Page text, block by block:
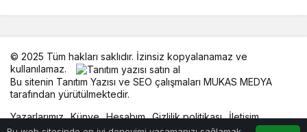
© 2025 Tüm hakları saklıdır. İzinsiz kopyalanamaz ve
kullanılamaz.
Bu sitenin Tanıtım Yazısı ve SEO çalışmaları MUKAS MEDYA
tarafından yürütülmektedir.
Yazarlarımız Künye Hesabım Gizlilik politikası İletişim